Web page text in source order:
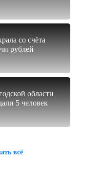
со счёта
рублей
области
5 человек
всё